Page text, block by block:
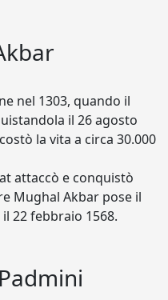
nel 1303, quando il
il 26 agosto
la vita a circa 30.000
attaccò e conquistò
Mughal Akbar pose il
22 febbraio 1568.